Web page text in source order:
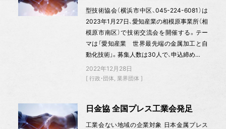
型技術協会（横浜市中区、045-224-6081）は
2023年1月27日、愛知産業の相模原事業所（相
模原市南区）で技術交流会を開催する。テー
マは「愛知産業 世界最先端の金属加工と自
動化技術」。募集人数は30人で、申込締め…
2022年12月28日
行政・団体 業界団体
日金協 全国プレス工業会発足
工業会ない地域の企業対象 日本金属プレス